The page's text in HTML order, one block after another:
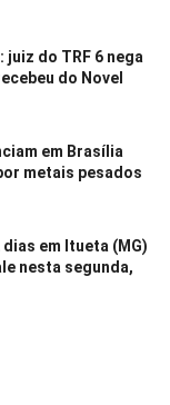
juiz do TRF 6 nega
do Novel
em Brasília
metais pesados
em Itueta (MG)
nesta segunda,